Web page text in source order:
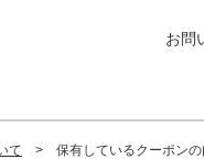
お問
て 保有しているクーポン